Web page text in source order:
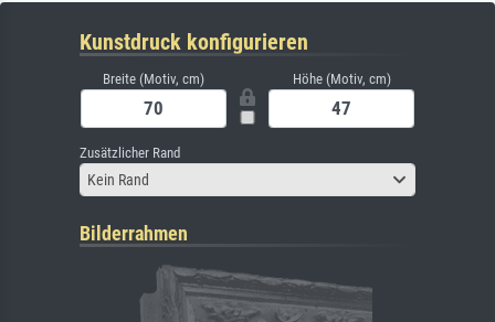
Kunstdruck konfigurieren
Breite (Motiv, cm) Höhe (Motiv, cm)
Zusätzlicher Rand
Kein Rand
Bilderrahmen